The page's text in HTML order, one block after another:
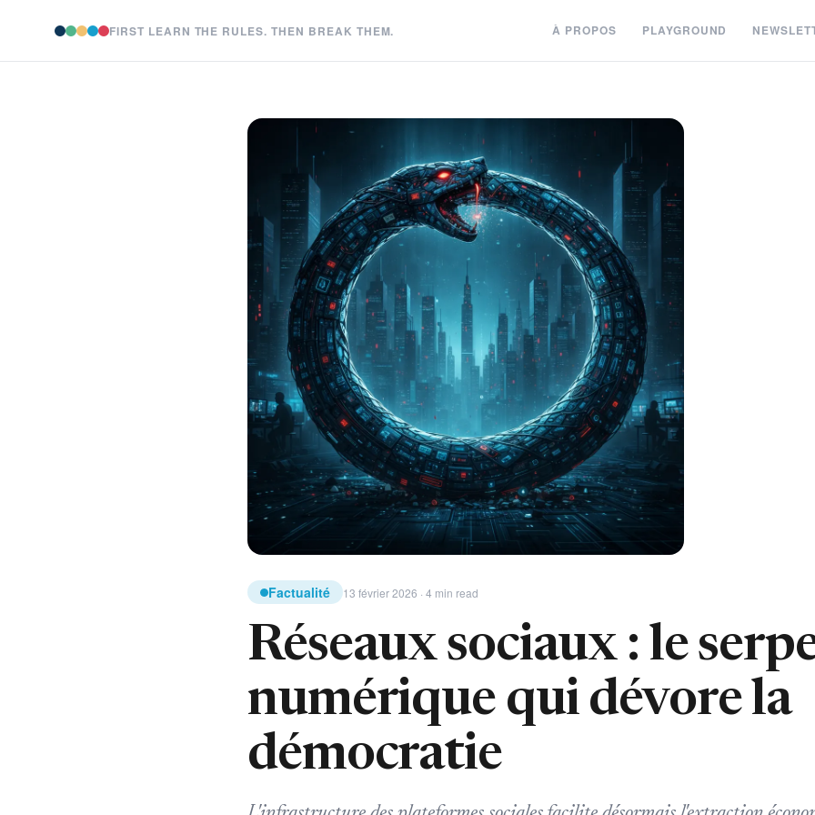
FIRST LEARN THE RULES. THEN BREAK THEM. À PROPOS PLAYGROUND
Factualité 13 février 2026 · 4 min read
Réseaux sociaux : le
numérique qui dévore la
démocratie